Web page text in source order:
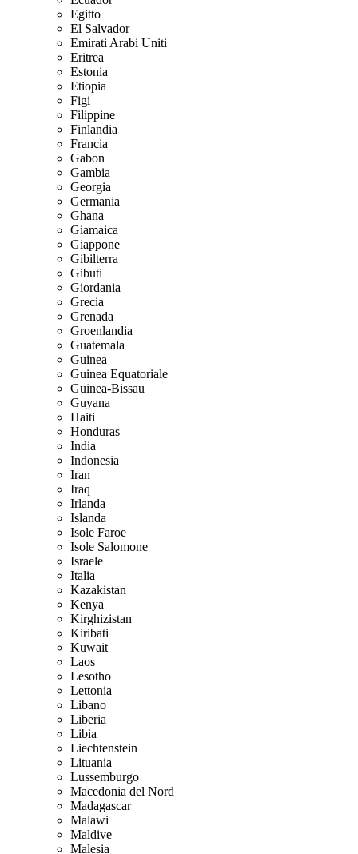
Egitto
El Salvador
Emirati Arabi Uniti
Eritrea
Estonia
Etiopia
Figi
Filippine
Finlandia
Francia
Gabon
Gambia
Georgia
Germania
Ghana
Giamaica
Giappone
Gibilterra
Gibuti
Giordania
Grecia
Grenada
Groenlandia
Guatemala
Guinea
Guinea Equatoriale
Guinea-Bissau
Guyana
Haiti
Honduras
India
Indonesia
Iran
Iraq
Irlanda
Islanda
Isole Faroe
Isole Salomone
Israele
Italia
Kazakistan
Kenya
Kirghizistan
Kiribati
Kuwait
Laos
Lesotho
Lettonia
Libano
Liberia
Libia
Liechtenstein
Lituania
Lussemburgo
Macedonia del Nord
Madagascar
Malawi
Maldive
Malesia